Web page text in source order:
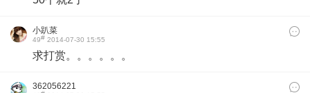
小趴菜
49# 2014-07-30 15:55
求打赏。。。。。。
362056221